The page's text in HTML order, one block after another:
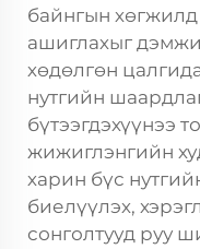
байнгын
ашиглахыг
хөдөлгөн
нутгийн
бүтээгдэхүүнээ
жижиглэнгийн
харин бүс
биелүүлэх,
сонголтууд руу